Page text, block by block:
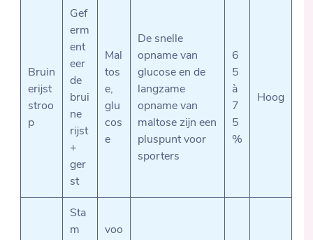
Bruin
erijst
stroo
p
Gef
erm
ent
eer
de
brui
ne
rijst
+
ger
st
Mal
tos
e,
glu
cos
e
De snelle
opname van
glucose en de
langzame
opname van
maltose zijn een
pluspunt voor
sporters
6
5
à
7
5
%
Hoog
Sta
m
voo